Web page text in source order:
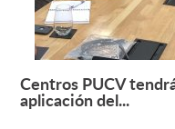
Centros PUCV
aplicación del...